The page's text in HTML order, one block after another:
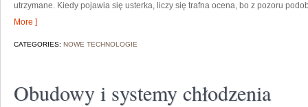
utrzymane. Kiedy pojawia się usterka, liczy się trafna ocena, bo z pozoru
More ]
CATEGORIES: NOWE TECHNOLOGIE
Obudowy i systemy chłodzenia